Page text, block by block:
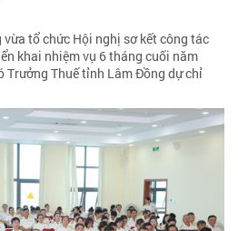
tổ chức Hội nghị sơ kết công tác
khai nhiệm vụ 6 tháng cuối năm
Trưởng Thuế tỉnh Lâm Đồng dự chỉ